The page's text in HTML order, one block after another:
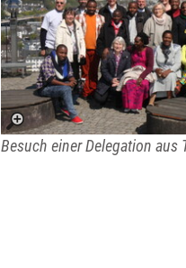
Besuch einer Delegation aus